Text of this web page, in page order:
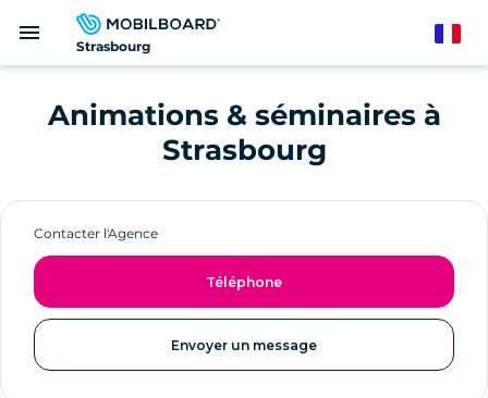
Strasbourg
menu
Animations & séminaires à
Strasbourg
Contacter l'Agence
Téléphone
Envoyer un message